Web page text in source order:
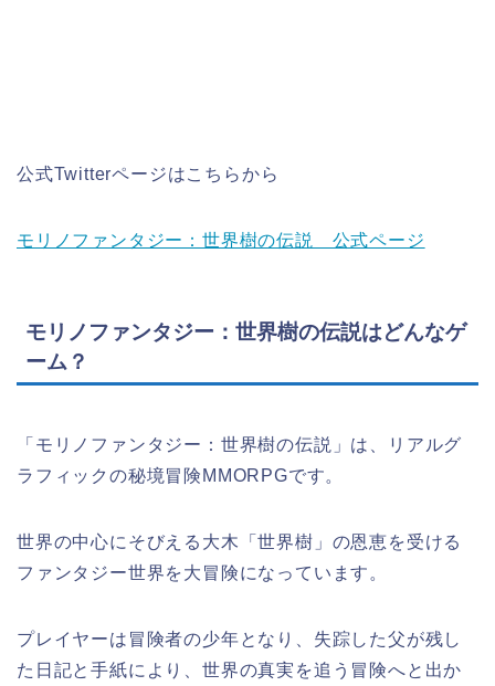
公式Twitterページはこちらから
モリノファンタジー：世界樹の伝説 公式ページ
モリノファンタジー：世界樹の伝説はどんなゲ
ーム？
「モリノファンタジー：世界樹の伝説」は、リアルグ
ラフィックの秘境冒険MMORPGです。
世界の中心にそびえる大木「世界樹 」の恩恵を受ける
ファンタジー世界を大冒険になっています。
プレイヤーは冒険者の少年となり、 失踪した父が残し
た日記と手紙により、世界の真実を追う冒険へと出か